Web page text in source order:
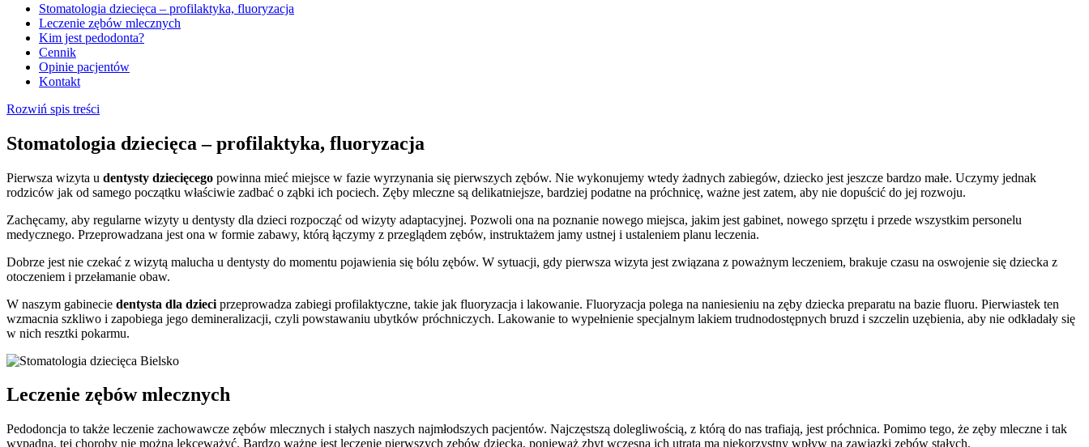
Stomatologia dziecięca – profilaktyka, fluoryzacja
Leczenie zębów mlecznych
Kim jest pedodonta?
Cennik
Opinie pacjentów
Kontakt
Rozwiń spis treści
Stomatologia dziecięca – profilaktyka, fluoryzacja
Pierwsza wizyta u dentysty dziecięcego powinna mieć miejsce w fazie wyrzynania się pierwszych zębów. Nie wykonujemy wtedy żadnych zabiegów, dziecko jest jeszcze bardzo małe. Uczymy jednak
rodziców jak od samego początku właściwie zadbać o ząbki ich pociech. Zęby mleczne są delikatniejsze, bardziej podatne na próchnicę, ważne jest zatem, aby nie dopuścić do jej rozwoju.
Zachęcamy, aby regularne wizyty u dentysty dla dzieci rozpocząć od wizyty adaptacyjnej. Pozwoli ona na poznanie nowego miejsca, jakim jest gabinet, nowego sprzętu i przede wszystkim personelu
medycznego. Przeprowadzana jest ona w formie zabawy, którą łączymy z przeglądem zębów, instruktażem jamy ustnej i ustaleniem planu leczenia.
Dobrze jest nie czekać z wizytą malucha u dentysty do momentu pojawienia się bólu zębów. W sytuacji, gdy pierwsza wizyta jest związana z poważnym leczeniem, brakuje czasu na oswojenie się dziecka z
otoczeniem i przełamanie obaw.
W naszym gabinecie dentysta dla dzieci przeprowadza zabiegi profilaktyczne, takie jak fluoryzacja i lakowanie. Fluoryzacja polega na naniesieniu na zęby dziecka preparatu na bazie fluoru. Pierwiastek ten
wzmacnia szkliwo i zapobiega jego demineralizacji, czyli powstawaniu ubytków próchniczych. Lakowanie to wypełnienie specjalnym lakiem trudnodostępnych bruzd i szczelin uzębienia, aby nie odkładały się
w nich resztki pokarmu.
Leczenie zębów mlecznych
Pedodoncja to także leczenie zachowawcze zębów mlecznych i stałych naszych najmłodszych pacjentów. Najczęstszą dolegliwością, z którą do nas trafiają, jest próchnica. Pomimo tego, że zęby mleczne i tak
wypadną, tej choroby nie można lekceważyć. Bardzo ważne jest leczenie pierwszych zębów dziecka, ponieważ zbyt wczesna ich utrata ma niekorzystny wpływ na zawiązki zębów stałych.